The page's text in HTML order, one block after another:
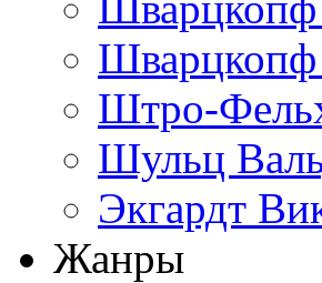
Шварцкопф
Штро-
Шульц
Экгардт
Жанры